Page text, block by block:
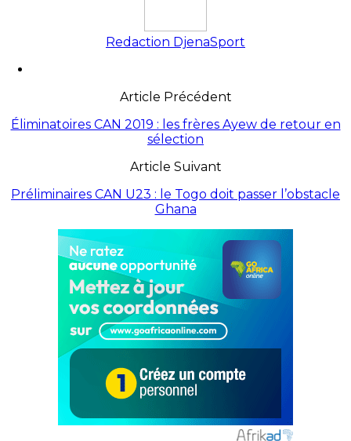
Redaction DjenaSport
Article Précédent
Éliminatoires CAN 2019 : les frères Ayew de retour en
sélection
Article Suivant
Préliminaires CAN U23 : le Togo doit passer l’obstacle
Ghana